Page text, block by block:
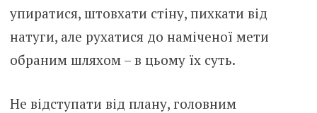
упиратися, штовхати стіну, пихкати від
натуги, але рухатися до наміченої мети
обраним шляхом – в цьому їх суть.
Не відступати від плану, головним